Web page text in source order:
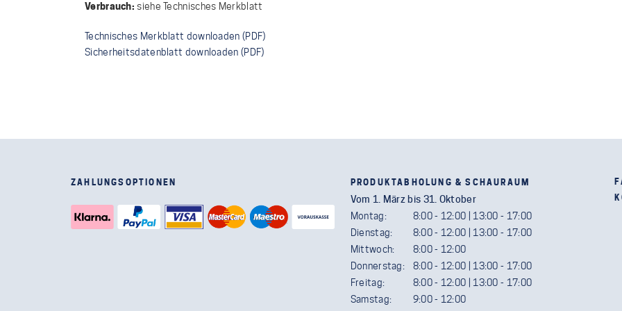
Verbrauch: siehe Technisches Merkblatt
Technisches Merkblatt downloaden (PDF)
Sicherheitsdatenblatt downloaden (PDF)
ZAHLUNGSOPTIONEN PRODUKTABHOLUNG & SCHAURAUM
Vom 1. März bis 31. Oktober
Montag:
8:00 - 12:00 | 13:00 - 17:00
Dienstag:
8:00 - 12:00 | 13:00 - 17:00
Mittwoch:
8:00 - 12:00
Donnerstag:
8:00 - 12:00 | 13:00 - 17:00
Freitag:
8:00 - 12:00 | 13:00 - 17:00
Samstag:
9:00 - 12:00